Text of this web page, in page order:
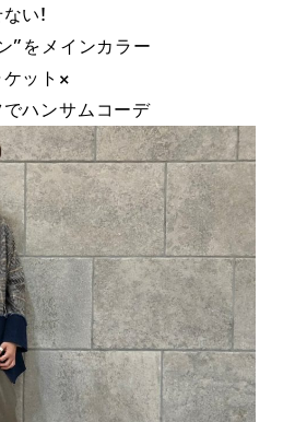
い!
”をメインカラー
ット×
ハンサムコーデ